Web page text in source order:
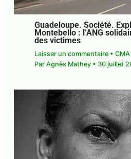
Guadeloupe. Société.
Montebello : l’ANG
des victimes
Laisser un commentaire •
• ParAgnès Mathey•30 juillet